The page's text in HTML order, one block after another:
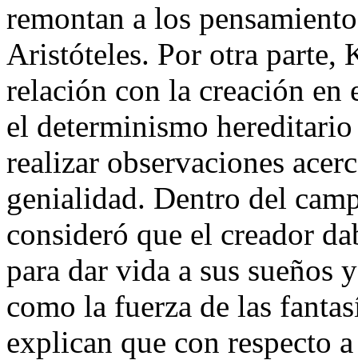
remontan a los
Aristóteles. Por otra parte,
relación con la creación en
el determinismo
realizar observaciones
genialidad. Dentro del
consideró que el creador
para dar vida a sus sueños
como la fuerza de las
explican que con respecto